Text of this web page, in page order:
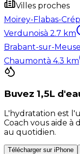
Villes proches
Moirey-Flabas-
Verdunoisà 2.7 km
Brabant-sur-Meuse
Chaumontà 4.3 km
Buvez 1,5L
L'hydratation est
Coach vous aide
au quotidien.
Télécharger sur iPhone